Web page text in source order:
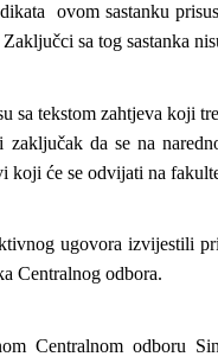
ovom sastanku
sa tog sastanka
sa tekstom zahtjeva koji
da se na
će se odvijati na
ugovora izvijestili
Centralnog odbora.
Centralnom odboru